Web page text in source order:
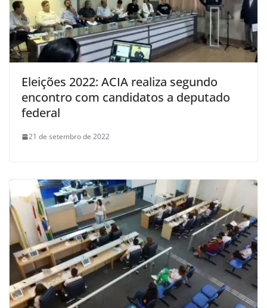
Eleições 2022: ACIA realiza segundo
encontro com candidatos a deputado
federal
21 de setembro de 2022